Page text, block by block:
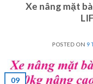
Xe nâng mặt
POSTED ON 9
09